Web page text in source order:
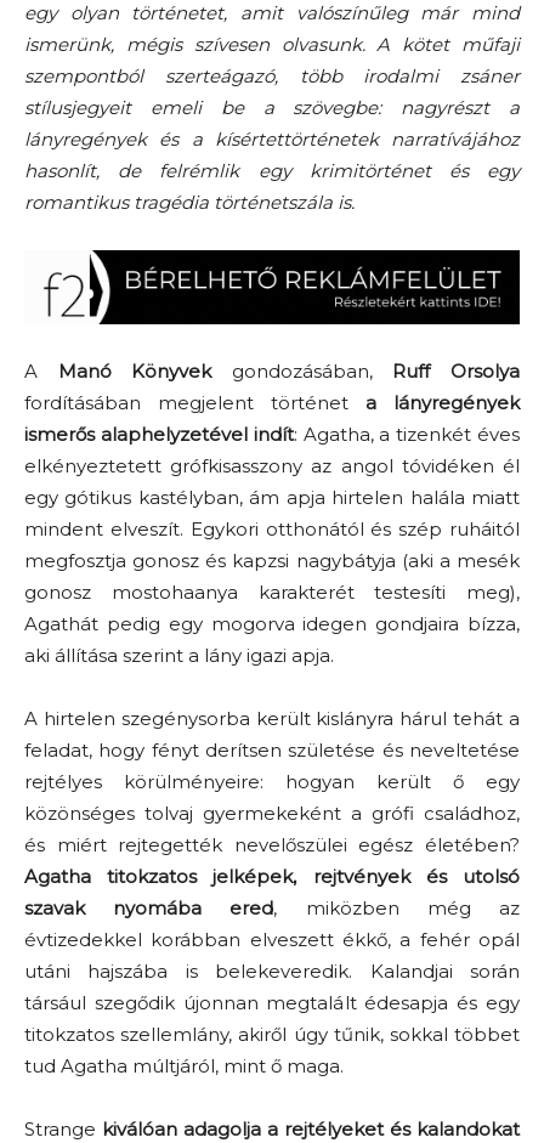
egy olyan történetet, amit valószínűleg már mind
ismerünk, mégis szívesen olvasunk. A kötet műfaji
szempontból szerteágazó, több irodalmi zsáner
stílusjegyeit emeli be a szövegbe: nagyrészt a
lányregények és a kísértettörténetek narratívájához
hasonlít, de felrémlik egy krimitörténet és egy
romantikus tragédia történetszála is.
A Manó Könyvekgondozásában, Ruff Orsolya
fordításában megjelent történet a lányregények
ismerős alaphelyzetével indít: Agatha, a tizenkét éves
elkényeztetett grófkisasszony az angol tóvidéken él
egy gótikus kastélyban, ám apja hirtelen halála miatt
mindent elveszít. Egykori otthonától és szép ruháitól
megfosztja gonosz és kapzsi nagybátyja (aki a mesék
gonosz mostohaanya karakterét testesíti meg),
Agathát pedig egy mogorva idegen gondjaira bízza,
aki állítása szerint a lány igazi apja.
A hirtelen szegénysorba került kislányra hárul tehát a
feladat, hogy fényt derítsen születése és neveltetése
rejtélyes körülményeire: hogyan került ő egy
közönséges tolvaj gyermekeként a grófi családhoz,
és miért rejtegették nevelőszülei egész életében?
Agatha titokzatos jelképek, rejtvények és utolsó
szavak nyomába ered, miközben még az
évtizedekkel korábban elveszett ékkő, a fehér opál
utáni hajszába is belekeveredik. Kalandjai során
társául szegődik újonnan megtalált édesapja és egy
titokzatos szellemlány, akiről úgy tűnik, sokkal többet
tud Agatha múltjáról, mint ő maga.
Strange kiválóan adagolja a rejtélyeket és kalandokat